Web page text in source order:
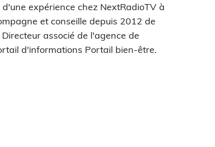
expérience chez NextRadioTV à
et conseille depuis 2012 de
associé de l'agence de
d'informations Portail bien-être.